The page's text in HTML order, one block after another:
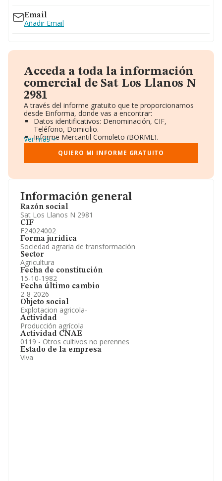
Información general
Razón social
Sat Los Llanos N 2981
CIF
F24024002
Forma jurídica
Sociedad agraria de transformación
Sector
Agricultura
Fecha de constitución
15-10-1982
Fecha último cambio
2-8-2026
Objeto social
Explotacion agricola-
Actividad
Producción agrícola
Actividad CNAE
0119 - Otros cultivos no perennes
Estado de la empresa
Viva
Email
Añadir Email
Acceda a toda la información
comercial de Sat Los Llanos N
2981
A través del informe gratuito que te proporcionamos
desde Einforma, donde vas a encontrar:
Datos identificativos: Denominación, CIF,
Teléfono, Domicilio.
Informe Mercantil Completo (BORME).
Gráficos de Evolución Ventas y Empleados.
Consejo de Administración y Administradores.
Directivos y Ejecutivos.
Información oficial y registral complementaria.
Ver más
QUIERO MI INFORME GRATUITO